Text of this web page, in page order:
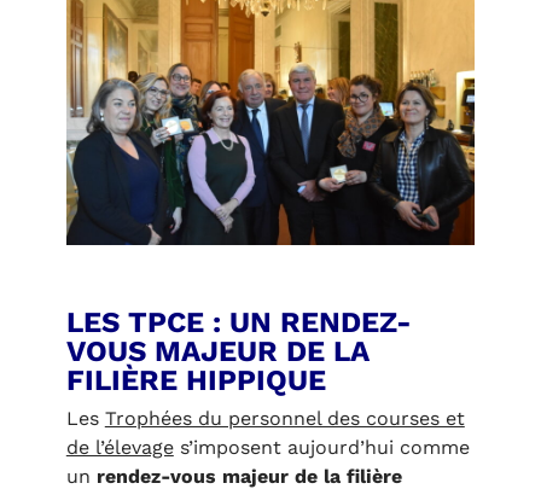
LES TPCE : UN RENDEZ-
VOUS MAJEUR DE LA
FILIÈRE HIPPIQUE
Les Trophées du personnel des courses et
de l’élevages’imposent aujourd’hui comme
un rendez-vous majeur de la filière